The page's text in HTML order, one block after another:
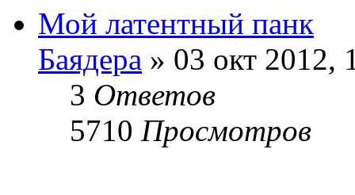
Мой латентный панк
Баядера » 03 окт 2012,
3 Ответов
5710 Просмотров